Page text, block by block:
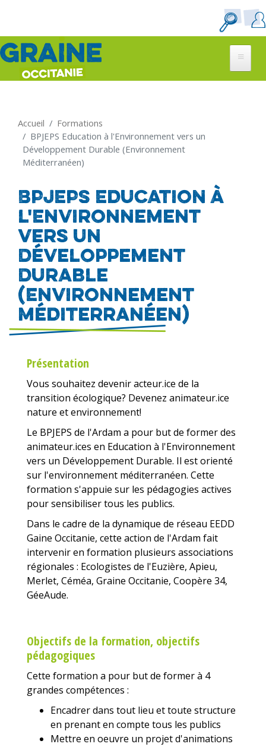
contenu
Accueil
Formations
BPJEPS Education à l'Environnement vers un
Développement Durable (Environnement
Méditerranéen)
BPJEPS Education à
l'Environnement
vers un
Développement
Durable
(Environnement
Méditerranéen)
Présentation
Vous souhaitez devenir acteur.ice de la
transition écologique? Devenez animateur.ice
nature et environnement!
Le BPJEPS de l'Ardam a pour but de former des
animateur.ices en Education à l'Environnement
vers un Développement Durable. Il est orienté
sur l'environnement méditerranéen. Cette
formation s'appuie sur les pédagogies actives
pour sensibiliser tous les publics.
Dans le cadre de la dynamique de réseau EEDD
Gaine Occitanie, cette action de l'Ardam fait
intervenir en formation plusieurs associations
régionales : Ecologistes de l'Euzière, Apieu,
Merlet, Céméa, Graine Occitanie, Coopère 34,
GéeAude.
Objectifs de la formation, objectifs
pédagogiques
Cette formation a pour but de former à 4
grandes compétences :
Encadrer dans tout lieu et toute structure
en prenant en compte tous les publics
Mettre en oeuvre un projet d'animations